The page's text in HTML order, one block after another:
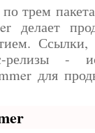
по трем
делает
Ссылки,
релизы -
для